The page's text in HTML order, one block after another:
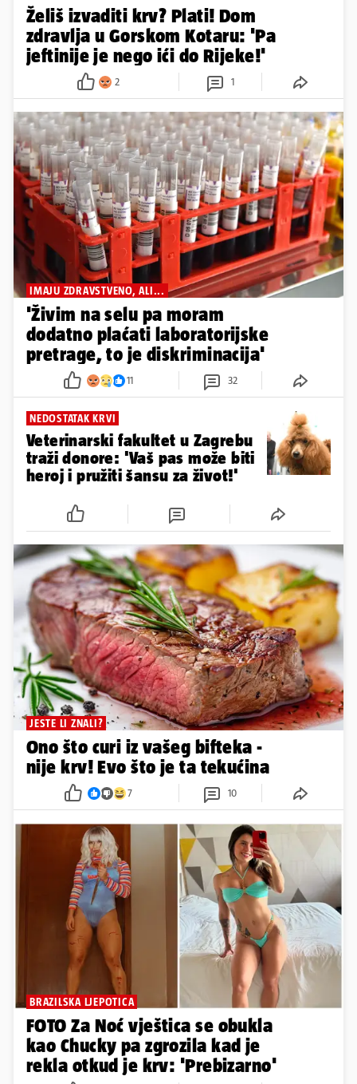
Želiš izvaditi krv? Plati! Dom
zdravlja u Gorskom Kotaru: 'Pa
jeftinije je nego ići do Rijeke!'
2 1
IMAJU ZDRAVSTVENO, ALI...
'Živim na selu pa moram
dodatno plaćati laboratorijske
pretrage, to je diskriminacija'
11 32
NEDOSTATAK KRVI
Veterinarski fakultet u Zagrebu
traži donore: 'Vaš pas može biti
heroj i pružiti šansu za život!'
JESTE LI ZNALI?
Ono što curi iz vašeg bifteka -
nije krv! Evo što je ta tekućina
7 10
BRAZILSKA LJEPOTICA
FOTO Za Noć vještica se obukla
kao Chucky pa zgrozila kad je
rekla otkud je krv: 'Prebizarno'